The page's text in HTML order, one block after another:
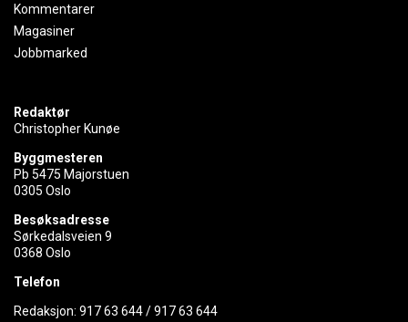
Kommentarer
Magasiner
Jobbmarked
Redaktør
Christopher Kunøe
Byggmesteren
Pb 5475 Majorstuen
0305 Oslo
Besøksadresse
Sørkedalsveien 9
0368 Oslo
Telefon
Redaksjon: 917 63 644/917 63 644